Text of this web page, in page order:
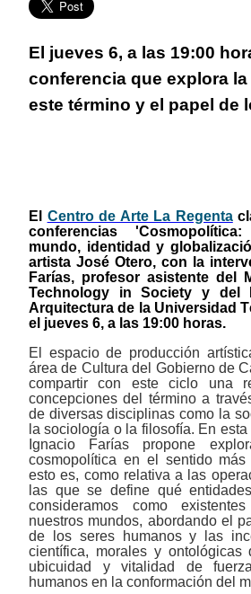
El jueves 6, a las 19:00
conferencia que explora
este término y el papel de
El Centro de Arte La Regenta
conferencias
mundo, identidad y
artista José Otero, con la
Farías, profesor asistente del
Technology in Society y del
Arquitectura de la Universidad
el jueves 6, a las 19:00 horas.
El espacio de producción
área de Cultura del Gobierno de
compartir con este ciclo una
concepciones del término a
de diversas disciplinas como la
la sociología o la filosofía. En
Ignacio Farías propone
cosmopolítica en el sentido
esto es, como relativa a las
las que se define qué
consideramos como
nuestros mundos, abordando el
de los seres humanos y las
científica, morales y ontológicas
ubicuidad y vitalidad de
humanos en la conformación del